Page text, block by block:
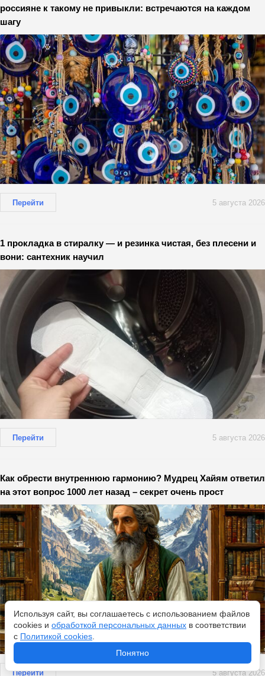
россияне к такому не привыкли: встречаются на каждом
шагу
Перейти 5 августа 2026
1 прокладка в стиралку — и резинка чистая, без плесени и
вони: сантехник научил
Перейти 5 августа 2026
Как обрести внутреннюю гармонию? Мудрец Хайям ответил
на этот вопрос 1000 лет назад – секрет очень прост
Перейти 5 августа 2026
Используя сайт, вы соглашаетесь с использованием файлов
cookies и обработкой персональных данных в соответствии
с Политикой cookies
Понятно